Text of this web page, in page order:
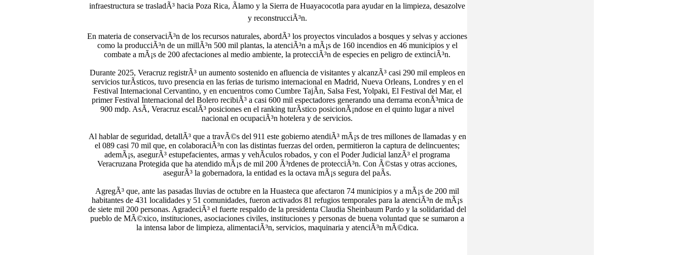
infraestructura se trasladÃ³ hacia Poza Rica, Ãlamo y la Sierra de Huayacocotla para ayudar en la limpieza, desazolve
y reconstrucciÃ³n.
En materia de conservaciÃ³n de los recursos naturales, abordÃ³ los proyectos vinculados a bosques y selvas y acciones
como la producciÃ³n de un millÃ³n 500 mil plantas, la atenciÃ³n a mÃ¡s de 160 incendios en 46 municipios y el
combate a mÃ¡s de 200 afectaciones al medio ambiente, la protecciÃ³n de especies en peligro de extinciÃ³n.
Durante 2025, Veracruz registrÃ³ un aumento sostenido en afluencia de visitantes y alcanzÃ³ casi 290 mil empleos en
servicios turÃ­sticos, tuvo presencia en las ferias de turismo internacional en Madrid, Nueva Orleans, Londres y en el
Festival Internacional Cervantino, y en encuentros como Cumbre TajÃ­n, Salsa Fest, Yolpaki, El Festival del Mar, el
primer Festival Internacional del Bolero recibiÃ³ a casi 600 mil espectadores generando una derrama econÃ³mica de
900 mdp. AsÃ­, Veracruz escalÃ³ posiciones en el ranking turÃ­stico posicionÃ¡ndose en el quinto lugar a nivel
nacional en ocupaciÃ³n hotelera y de servicios.
Al hablar de seguridad, detallÃ³ que a travÃ©s del 911 este gobierno atendiÃ³ mÃ¡s de tres millones de llamadas y en
el 089 casi 70 mil que, en colaboraciÃ³n con las distintas fuerzas del orden, permitieron la captura de delincuentes;
ademÃ¡s, asegurÃ³ estupefacientes, armas y vehÃ­culos robados, y con el Poder Judicial lanzÃ³ el programa
Veracruzana Protegida que ha atendido mÃ¡s de mil 200 Ã³rdenes de protecciÃ³n. Con Ã©stas y otras acciones,
asegurÃ³ la gobernadora, la entidad es la octava mÃ¡s segura del paÃ­s.
AgregÃ³ que, ante las pasadas lluvias de octubre en la Huasteca que afectaron 74 municipios y a mÃ¡s de 200 mil
habitantes de 431 localidades y 51 comunidades, fueron activados 81 refugios temporales para la atenciÃ³n de mÃ¡s
de siete mil 200 personas. AgradeciÃ³ el fuerte respaldo de la presidenta Claudia Sheinbaum Pardo y la solidaridad del
pueblo de MÃ©xico, instituciones, asociaciones civiles, instituciones y personas de buena voluntad que se sumaron a
la intensa labor de limpieza, alimentaciÃ³n, servicios, maquinaria y atenciÃ³n mÃ©dica.